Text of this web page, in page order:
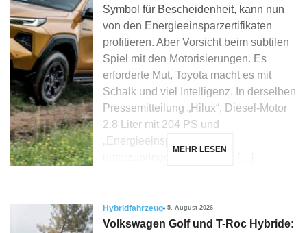
Symbol für Bescheidenheit, kann nun
von den Energieeinsparzertifikaten
profitieren. Aber Vorsicht beim subtilen
Spiel mit den Motorisierungen. Es
erforderte Mut, Toyota macht es mit
Schalk und viel Intelligenz. In derselben
Pressemitteilung „Hilux“, Diesel-Motor
2.8 Liter mit 204 PS und
„Energieeinsparzertifikate“
MEHR LESEN
Hybridfahrzeug 5. August 2026
Volkswagen Golf und T-Roc Hybride: